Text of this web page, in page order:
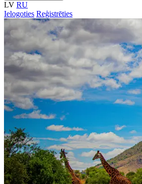
LV RU
Ielogoties Reģistrēties